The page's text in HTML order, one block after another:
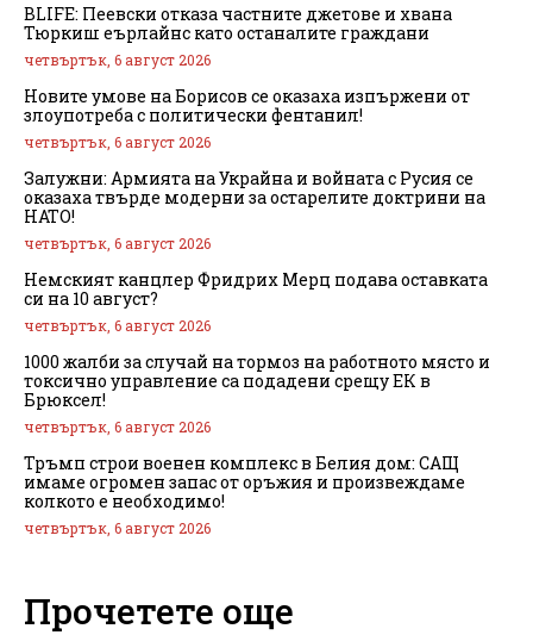
BLIFE: Пеевски отказа частните джетове и хвана
Тюркиш еърлайнс като останалите граждани
четвъртък, 6 август 2026
Новите умове на Борисов се оказаха изпържени от
злоупотреба с политически фентанил!
четвъртък, 6 август 2026
Залужни: Армията на Украйна и войната с Русия се
оказаха твърде модерни за остарелите доктрини на
НАТО!
четвъртък, 6 август 2026
Немският канцлер Фридрих Мерц подава оставката
си на 10 август?
четвъртък, 6 август 2026
1000 жалби за случай на тормоз на работното място и
токсично управление са подадени срещу ЕК в
Брюксел!
четвъртък, 6 август 2026
Тръмп строи военен комплекс в Белия дом: САЩ
имаме огромен запас от оръжия и произвеждаме
колкото е необходимо!
четвъртък, 6 август 2026
Прочетете още